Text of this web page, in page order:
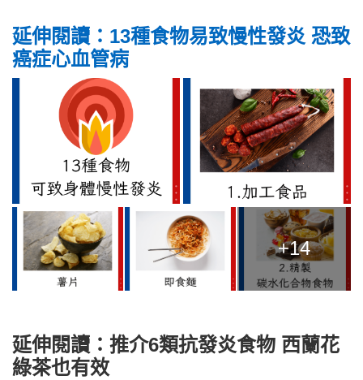
延伸閱讀：13種食物易致慢性發炎 恐致
癌症心血管病
+14
延伸閱讀：推介6類抗發炎食物 西蘭花
綠茶也有效